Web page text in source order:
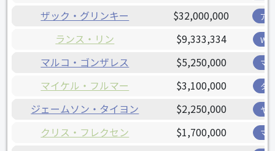
ザック・グリンキー $32,000,000 ア
ランス・リン $9,333,334 W
マルコ・ゴンザレス $5,250,000 マ
マイケル・フルマー $3,100,000 タ
ジェームソン・タイヨン $2,250,000 ヤ
クリス・フレクセン $1,700,000 マ